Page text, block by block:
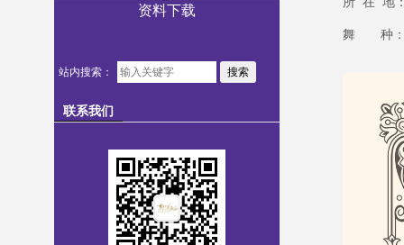
资料下载
站内搜索： 搜索
联系我们
舞 种：